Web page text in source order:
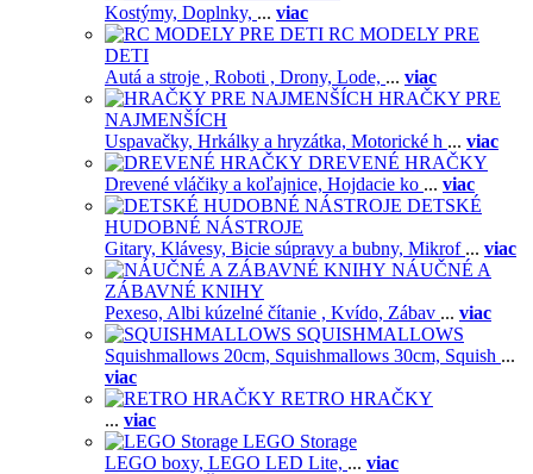
Kostýmy, Doplnky, ... viac
RC MODELY PRE
DETI
Autá a stroje , Roboti , Drony, Lode, ... viac
HRAČKY PRE
NAJMENŠÍCH
Uspavačky, Hrkálky a hryzátka, Motorické h ... viac
DREVENÉ HRAČKY
Drevené vláčiky a koľajnice, Hojdacie ko ... viac
DETSKÉ
HUDOBNÉ NÁSTROJE
Gitary, Klávesy, Bicie súpravy a bubny, Mikrof ... viac
NÁUČNÉ A
ZÁBAVNÉ KNIHY
Pexeso, Albi kúzelné čítanie , Kvído, Zábav ... viac
SQUISHMALLOWS
Squishmallows 20cm, Squishmallows 30cm, Squish ...
viac
RETRO HRAČKY
... viac
LEGO Storage
LEGO boxy, LEGO LED Lite, ... viac